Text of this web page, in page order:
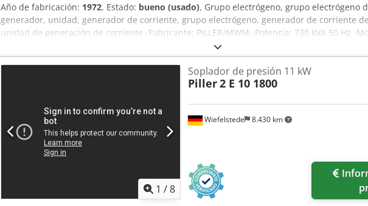
Año de fabricación: 1972, Estado: bueno (usado), Grupo electrógeno, grupo electrógeno
generador, unidad, generador de corriente, grupo electrógeno, generador de corriente
unidad de generación de corriente -Fabricante: PILLER/MWM -Potencia: 730 kVA 50 Hz -
TbRHS 518V16, potencia 850 CV, velocidad 1500 rpm Csdpfxoivql Is Ab Rsrf -Generador:
1158 -Observación: sin control -Componentes individuales: véase las fotos -Dimensiones
4000/2220/H2170 mm -Dimensiones del radiador: 2150/360/H1860 mm -Dimensiones del
2230/825/H825 mm -Dimensiones del ventilador: 1385/1100/H1100 mm -Dimensiones de
1 /8
Wiefelstede 8.430 km
Soplador de presión 11 kW
Piller2 E 10 1800